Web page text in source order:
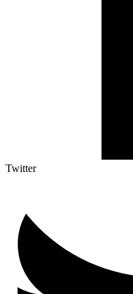
Twitter